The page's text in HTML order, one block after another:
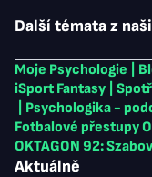
Další témata z
Moje Psychologie
iSport Fantasy
Psychologika -
Fotbalové přestupy
OKTAGON 92:
Aktuálně